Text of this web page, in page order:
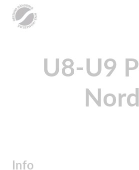
U8-U9
Nord
Info